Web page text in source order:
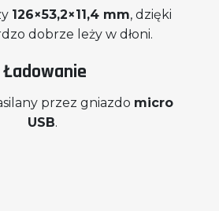
126×53,2×11,4 mm, dzięki
dobrze leży w dłoni.
Ładowanie
przez gniazdo micro
USB.